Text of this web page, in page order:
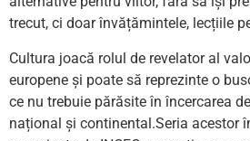
trecut, ci doar învățămintele, lecțiile
Cultura joacă rolul de revelator al
europene și poate să reprezinte o
ce nu trebuie părăsite în încercarea
național și continental.Seria acestor